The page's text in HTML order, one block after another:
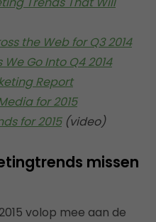
the Web for Q3 2014
Go Into Q4 2014
Report
for 2015
for 2015(video)
missen
volop mee aan de